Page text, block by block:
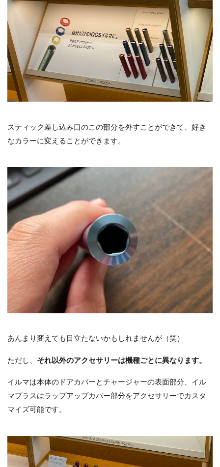
スティック差し込み口のこの部分を外すことができて、好き
なカラーに変えることができます。
あんまり変えても目立たないかもしれませんが（笑）
ただし、 それ以外のアクセサリーは機種ごとに異なります。
イルマは本体のドアカバーとチャージャーの表面部分、イル
マプラスはラップアップカバー部分をアクセサリーでカスタ
マイズ可能です。